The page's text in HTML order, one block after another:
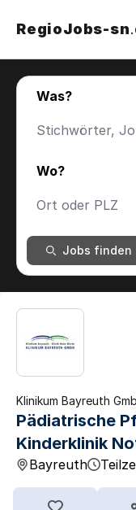
RegioJobs-sn
Was?
Wo?
Jobs finden
Klinikum Bayreuth
Pädiatrische
Kinderklinik
Bayreuth